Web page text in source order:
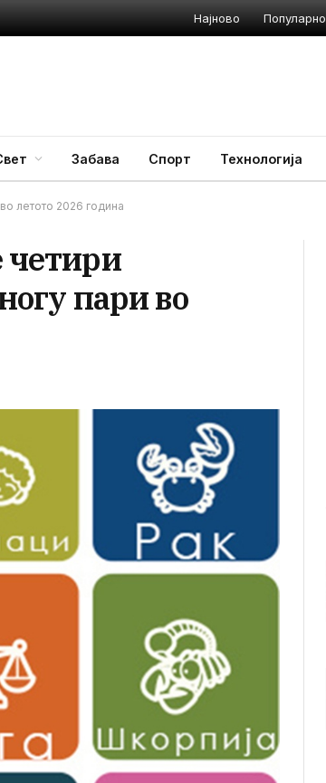
Најново Популарно
Забава Спорт Технологија
летото 2026 година
четири
пари во